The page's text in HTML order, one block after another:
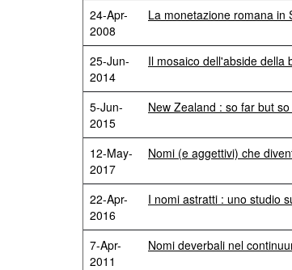
24-Apr-
2008
La monetazione romana in
25-Jun-
2014
Il mosaico dell'abside della
5-Jun-
2015
New Zealand : so far but
12-May-
2017
Nomi (e aggettivi) che
22-Apr-
2016
I nomi astratti : uno studio
7-Apr-
2011
Nomi deverbali nel